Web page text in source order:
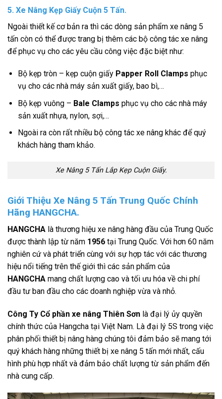
5. Xe Nâng Kẹp Giấy Cuộn 5 Tấn.
Ngoài thiết kế cơ bản ra thì các dòng sản phẩm xe nâng 5
tấn còn có thể được trang bị thêm các bộ công tác xe nâng
để phục vụ cho các yêu cầu công việc đặc biệt như:
Bộ kẹp tròn – kẹp cuộn giấy Papper Roll Clamps phục
vụ cho các nhà máy sản xuất giấy, bao bì,…
Bộ kẹp vuông – Bale Clamps phục vụ cho các nhà máy
sản xuất nhựa, nylon, sợi,…
Ngoài ra còn rất nhiều bộ công tác xe nâng khác để quý
khách hàng tham khảo.
Xe Nâng 5 Tấn Lắp Kẹp Cuộn Giấy.
Giới Thiệu Xe Nâng 5 Tấn Trung Quốc Chính
Hãng HANGCHA.
HANGCHA là thương hiệu xe nâng hàng đầu của Trung Quốc
được thành lập từ năm 1956 tại Trung Quốc. Với hơn 60 năm
nghiên cứ và phát triển cùng với sự hợp tác với các thương
hiệu nổi tiếng trên thế giới thì các sản phẩm của
HANGCHA mang chất lượng cao và tối ưu hóa về chi phí
đầu tư ban đầu cho các doanh nghiệp vừa và nhỏ.
Công Ty Cổ phần xe nâng Thiên Sơn là đại lý ủy quyền
chính thức của Hangcha tại Việt Nam. Là đại lý 5S trong việc
phân phối thiết bị nâng hàng chúng tôi đảm bảo sẽ mang tới
quý khách hàng những thiết bị xe nâng 5 tấn mới nhất, cấu
hình phù hợp nhất và đảm bảo chất lượng từ sản phẩm đến
nhà cung cấp.